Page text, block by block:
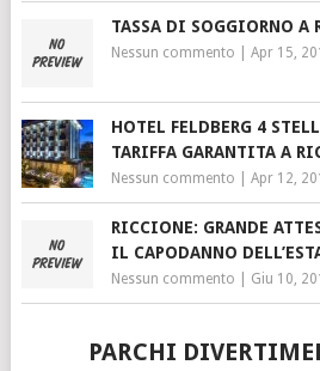
TASSA DI SOGGIORNO A
Nessun commento Apr 15,
HOTEL FELDBERG 4
TARIFFA GARANTITA A
Nessun commento Apr 12,
RICCIONE: GRANDE
IL CAPODANNO
Nessun commento Giu 10,
PARCHI